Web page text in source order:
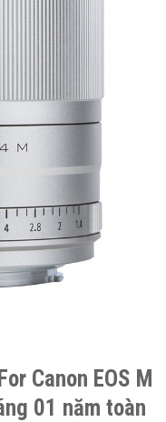
Canon EOS M
01 năm toàn